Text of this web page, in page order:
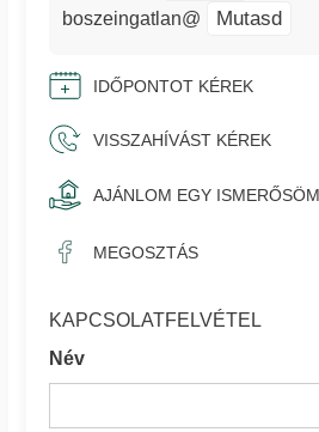
boszeingatlan@ Mutasd
IDŐPONTOT KÉREK
VISSZAHÍVÁST KÉREK
AJÁNLOM EGY
MEGOSZTÁS
KAPCSOLATFELVÉTEL
Név